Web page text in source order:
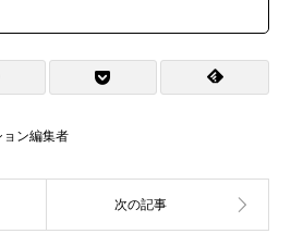
ョン編集者